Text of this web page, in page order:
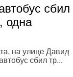
сбил
одна
на улице Давид
сбил тр...